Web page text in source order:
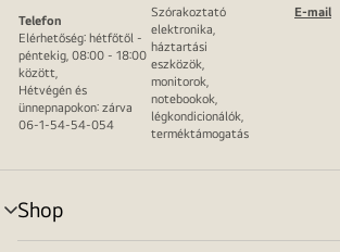
Telefon
Elérhetőség: hétfőtől -
péntekig, 08:00 - 18:00
között,
Hétvégén és
ünnepnapokon: zárva
06-1-54-54-054
Szórakoztató
elektronika,
háztartási
eszközök,
monitorok,
notebookok,
légkondicionálók,
terméktámogatás
E-mail
Shop
menu
toggle